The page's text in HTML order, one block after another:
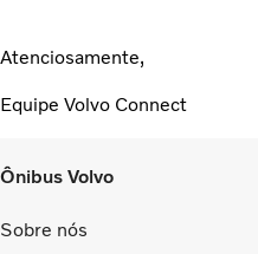
Atenciosamente,
Equipe Volvo Connect
Ônibus Volvo
Sobre nós